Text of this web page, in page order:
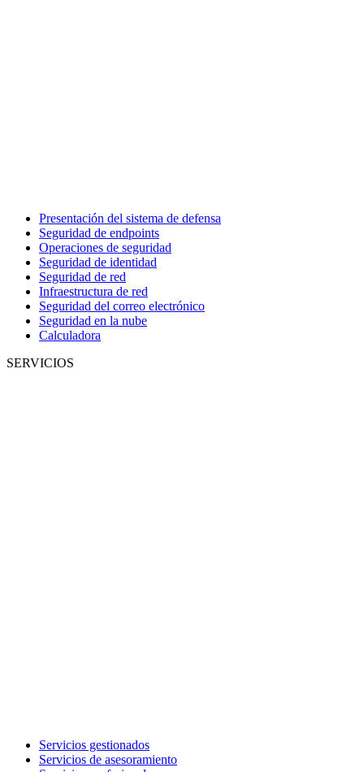
Presentación del sistema de defensa
Seguridad de endpoints
Operaciones de seguridad
Seguridad de identidad
Seguridad de red
Infraestructura de red
Seguridad del correo electrónico
Seguridad en la nube
Calculadora
SERVICIOS
Servicios gestionados
Servicios de asesoramiento